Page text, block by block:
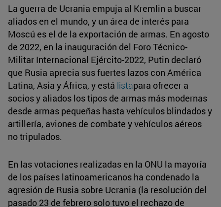
La guerra de Ucrania empuja al Kremlin a buscar
aliados en el mundo, y un área de interés para
Moscú es el de la exportación de armas. En agosto
de 2022, en la inauguración del Foro Técnico-
Militar Internacional Ejército-2022, Putin declaró
que Rusia aprecia sus fuertes lazos con América
Latina, Asia y África, y está listapara ofrecer a
socios y aliados los tipos de armas más modernas
desde armas pequeñas hasta vehículos blindados y
artillería, aviones de combate y vehículos aéreos
no tripulados.
En las votaciones realizadas en la ONU la mayoría
de los países latinoamericanos ha condenado la
agresión de Rusia sobre Ucrania (la resolución del
pasado 23 de febrero solo tuvo el rechazo de